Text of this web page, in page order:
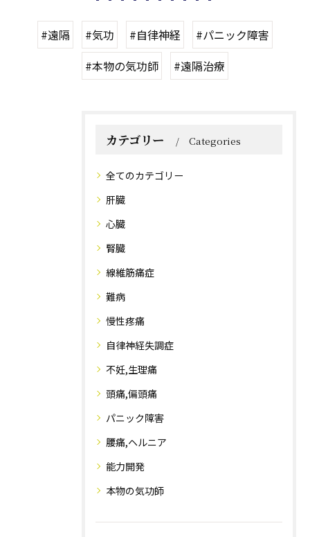
#遠隔 #気功 #自律神経
#パニック障害
#本物の気功師
#遠隔治療
カテゴリー Categories
全てのカテゴリー
肝臓
心臓
腎臓
線維筋痛症
難病
慢性疼痛
自律神経失調症
不妊,生理痛
頭痛,偏頭痛
パニック障害
腰痛,ヘルニア
能力開発
本物の気功師